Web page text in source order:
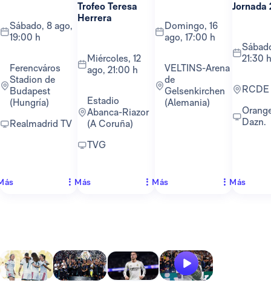
sábado, 8 ago,
19:00 h
Ferencváros
Stadion de
Budapest
(Hungría)
Realmadrid TV
Trofeo Teresa
Herrera
miércoles, 12
ago, 21:00 h
Estadio
Abanca-Riazor
(A Coruña)
TVG
Más
domingo, 16
ago, 17:00 h
VELTINS-Arena
de
Gelsenkirchen
(Alemania)
Más
Jornada
sábado, 22 ago,
21:30 h
Orange TV y
Dazn.
Más